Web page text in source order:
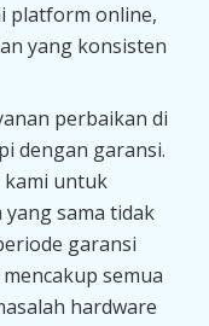
platform online,
yang konsisten
perbaikan di
dengan garansi.
kami untuk
sama tidak
garansi
semua
hardware